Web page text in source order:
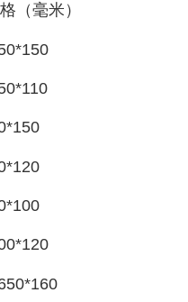
（毫米）